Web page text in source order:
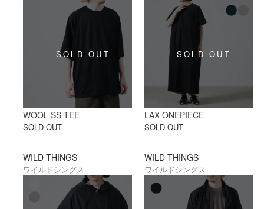
WOOL SS TEE
SOLD OUT
LAX ONEPIECE
SOLD OUT
WILD THINGS
ワイルドシングス
WILD THINGS
ワイルドシングス